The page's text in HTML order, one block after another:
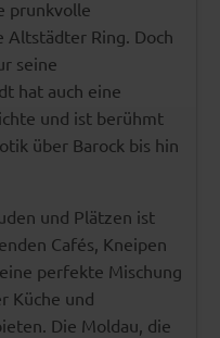
prunkvolle
Altstädter Ring. Doch
seine
hat auch eine
und ist berühmt
über Barock bis hin
und Plätzen ist
Cafés, Kneipen
perfekte Mischung
Küche und
Die Moldau, die